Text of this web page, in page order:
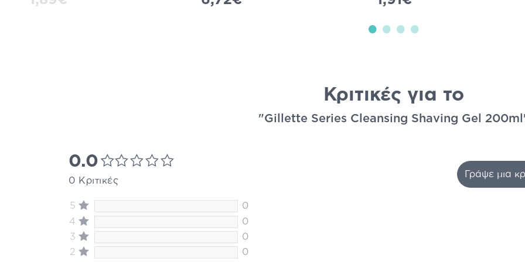
Κριτικές για το
"Gillette Series Cleansing Shaving Gel
0.0
0 Κριτικές
5
0
4
0
3
0
2
0
Γράψε μια